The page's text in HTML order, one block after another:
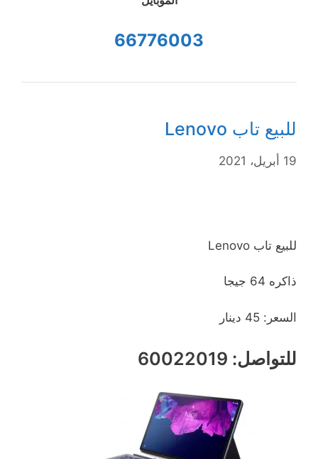
66776003
للبيع تاب Lenovo
19 أبريل، 2021
للبيع تاب Lenovo
ذاكره 64 جيجا
السعر: 45 دينار
للتواصل: 60022019